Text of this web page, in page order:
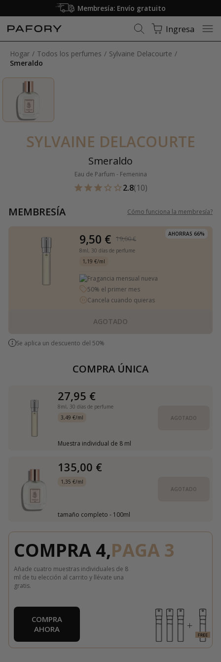
Membresía: Envío gratuito
Ingresa
Hogar Todos los perfumes
Sylvaine Delacourte
Smeraldo
SYLVAINE DELACOURTE
Smeraldo
Eau de Parfum - Femenina
2.8(10)
MEMBRESÍA Cómo funciona la membresía?
AHORRAS 66%
9,50 € 19,00 €
8ml, 30 días de perfume
1,19 €/ml
Fragancia mensual nueva
50% el primer mes
Cancela cuando quieras
AGOTADO
Se aplica un descuento del 50%
COMPRA ÚNICA
27,95 €
8ml, 30 días de perfume
3,49 €/ml
Muestra individual de 8 ml
AGOTADO
135,00 €
1,35 €/ml
tamaño completo - 100ml
AGOTADO
COMPRA 4,PAGA 3
Añade cuatro muestras individuales de 8
ml de tu elección al carrito y llévate una
gratis.
COMPRA
AHORA